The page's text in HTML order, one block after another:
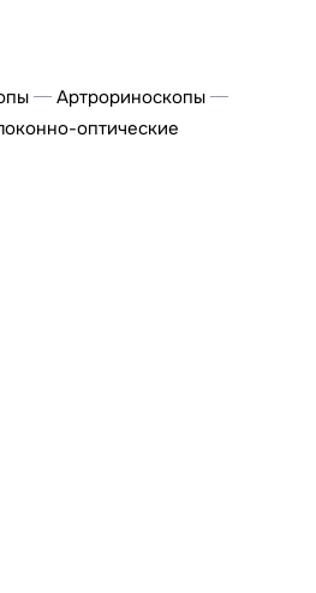
Артрориноскопы
оптические